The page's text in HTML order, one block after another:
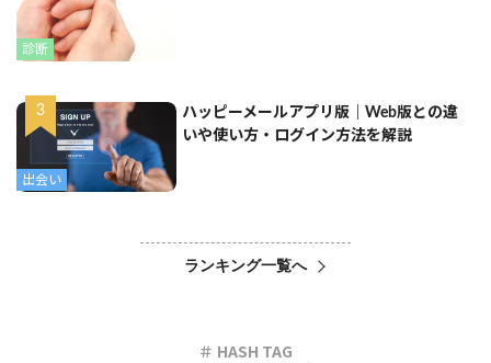
診断
出会い
ハッピーメールアプリ版｜Web版との違
いや使い方・ログイン方法を解説
ランキング一覧へ